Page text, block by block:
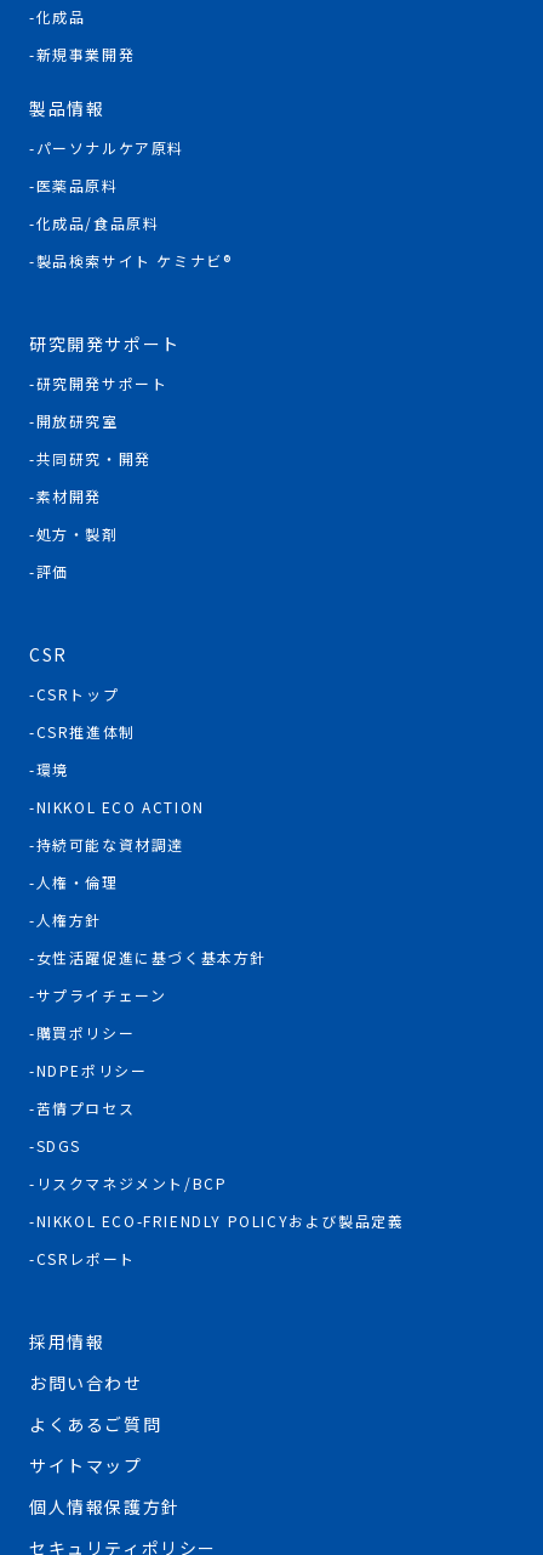
化成品
新規事業開発
製品情報
パーソナルケア原料
医薬品原料
化成品/食品原料
製品検索サイト ケミナビ®
研究開発サポート
研究開発サポート
開放研究室
共同研究・開発
素材開発
処方・製剤
評価
CSR
CSRトップ
CSR推進体制
環境
NIKKOL ECO ACTION
持続可能な資材調達
人権・倫理
人権方針
女性活躍促進に基づく基本方針
サプライチェーン
購買ポリシー
NDPEポリシー
苦情プロセス
SDGS
リスクマネジメント/BCP
NIKKOL ECO-FRIENDLY POLICYおよび製品定義
CSRレポート
採用情報
お問い合わせ
よくあるご質問
サイトマップ
個人情報保護方針
セキュリティポリシー